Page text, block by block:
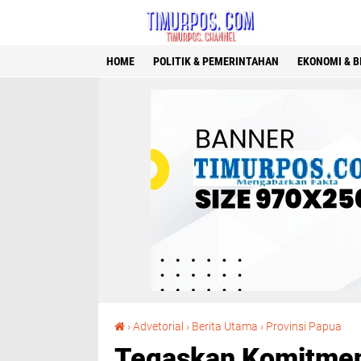
HOME POLITIK & PEMERINTAHAN EKONOMI &
›Advetorial › Berita Utama › Provinsi Papua